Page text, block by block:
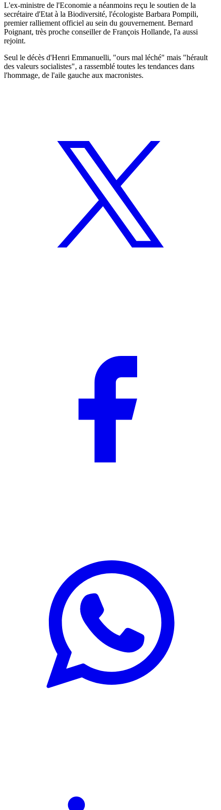
L'ex-ministre de l'Economie a néanmoins reçu le soutien de la
secrétaire d'Etat à la Biodiversité, l'écologiste Barbara Pompili,
premier ralliement officiel au sein du gouvernement. Bernard
Poignant, très proche conseiller de François Hollande, l'a aussi
rejoint.
Seul le décès d'Henri Emmanuelli, "ours mal léché" mais "hérault
des valeurs socialistes", a rassemblé toutes les tendances dans
l'hommage, de l'aile gauche aux macronistes.